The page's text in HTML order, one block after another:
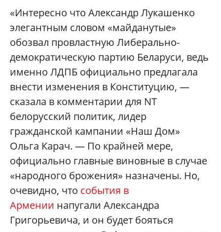
«Интересно что Александр Лукашенко
элегантным словом «майданутые»
обозвал провластную Либерально-
демократическую партию Беларуси, ведь
именно ЛДПБ официально предлагала
внести изменения в Конституцию, —
сказала в комментарии для NT
белорусский политик, лидер
гражданской кампании «Наш Дом»
Ольга Карач. — По крайней мере,
официально главные виновные в случае
«народного брожения» назначены. Но,
очевидно, что события в
Армении напугали Александра
Григорьевича, и он будет бояться